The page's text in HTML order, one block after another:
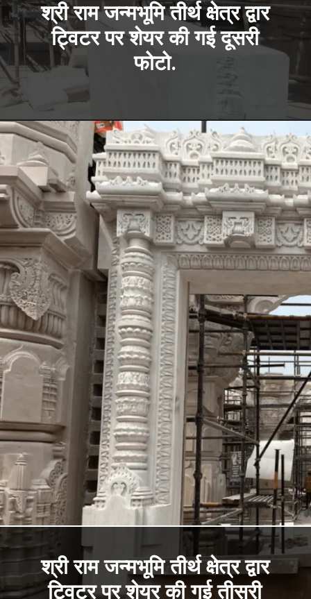
श्री राम जन्मभूमि तीर्थ क्षेत्र द्वार
ट्विटर पर शेयर की गई दूसरी
फोटो.
श्री राम जन्मभूमि तीर्थ क्षेत्र द्वार
ट्विटर पर शेयर की गई तीसरी